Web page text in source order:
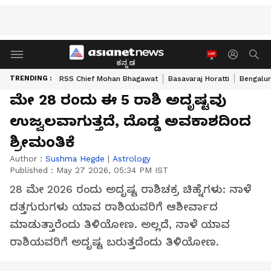
ಕನ್ನಡ
TRENDING : RSS Chief Mohan Bhagawat Basavaraj Horatti
ಮೇ 28 ರಂದು ಈ 5 ರಾಶಿ ಅದೃಷ್ಟವು
ಉಜ್ವಲವಾಗುತ್ತದೆ, ದೊಡ್ಡ ಅವಕಾಶದಿಂದ
ಶ್ರೀಮಂತಿಕೆ
Author : Sushma Hegde | Astrology
Published : May 27 2026, 05:34 PM IST
28 ಮೇ 2026 ರಂದು ಅದೃಷ್ಟ ರಾಶಿಚಕ್ರ ಚಿಹ್ನೆಗಳು: ನಾಳೆ
ದತ್ತಗುರುಗಳು ಯಾವ ರಾಶಿಯವರಿಗೆ ಆಶೀರ್ವಾದ
ಮಾಡುತ್ತಾರೆಂದು ತಿಳಿಯೋಣ. ಅಲ್ಲದೆ, ನಾಳೆ ಯಾವ
ರಾಶಿಯವರಿಗೆ ಅದೃಷ್ಟ ಬರುತ್ತದೆಂದು ತಿಳಿಯೋಣ.